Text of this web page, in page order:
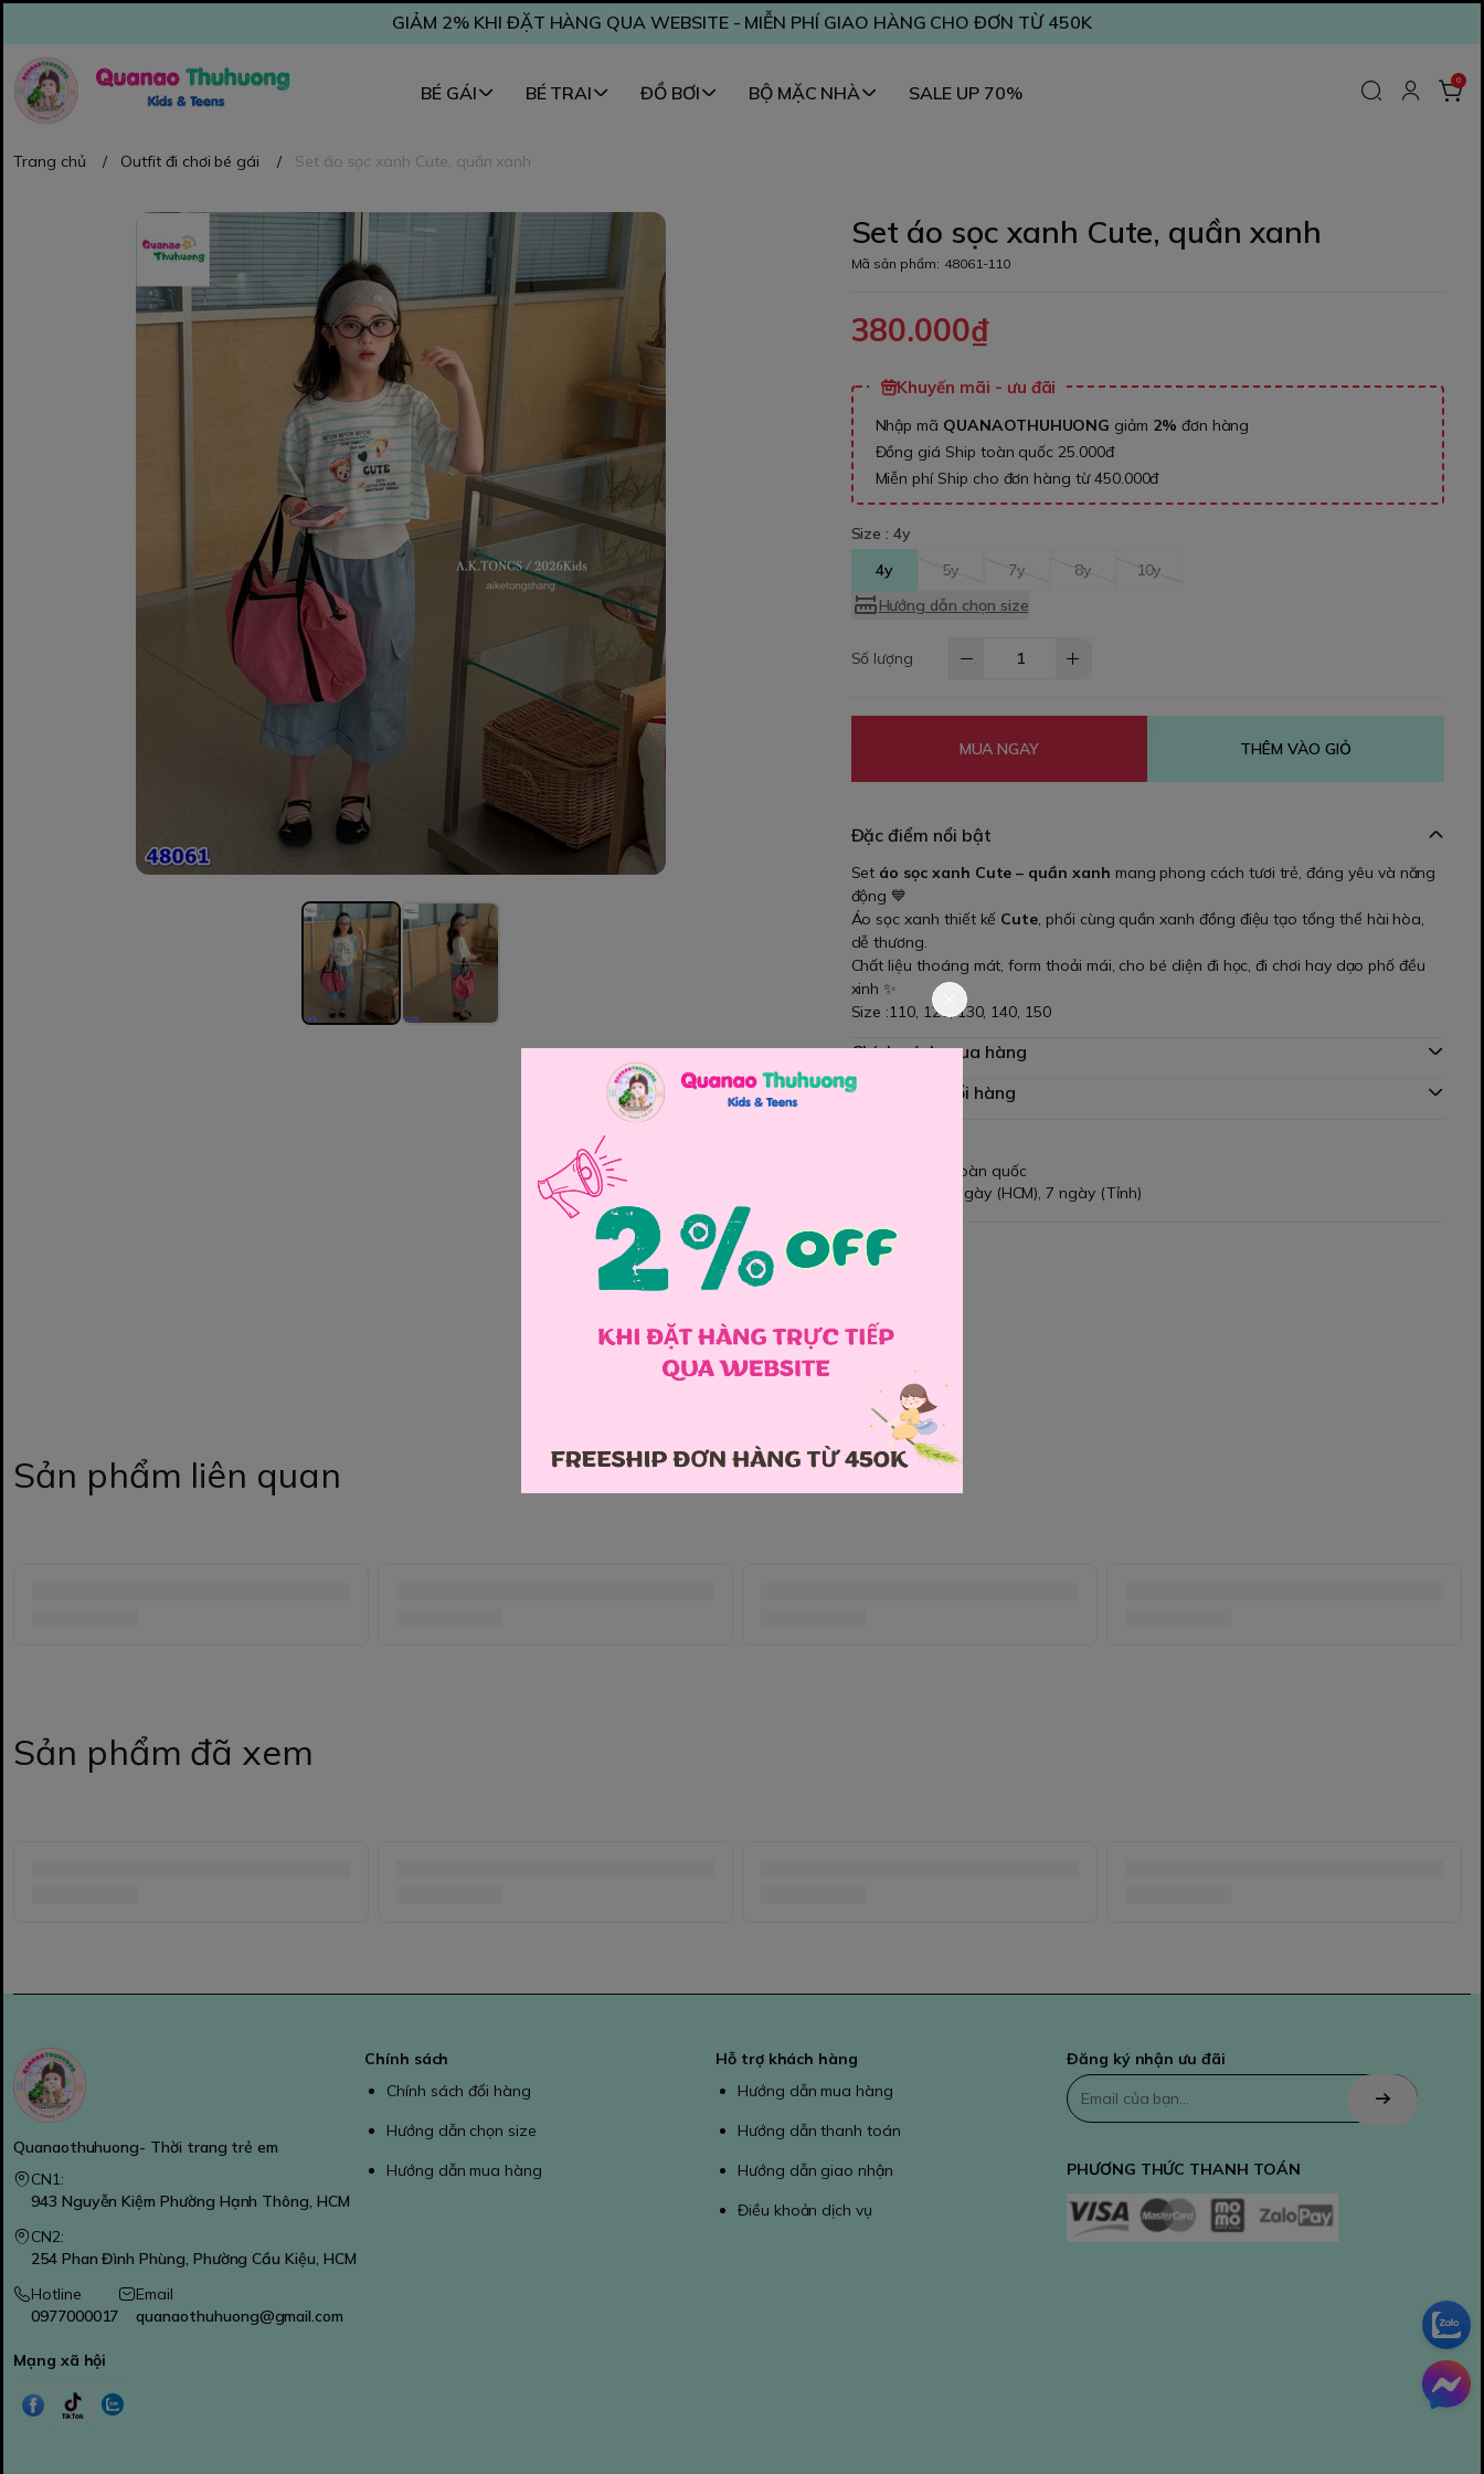
GIẢM 2% KHI ĐẶT HÀNG QUA WEBSITE - MIỄN PHÍ GIAO HÀNG CHO ĐƠN TỪ 450K
BÉ GÁI BÉ TRAI ĐỒ BƠI BỘ MẶC NHÀ SALE UP 70%
0
Trang chủ / Outfit đi chơi bé gái / Set áo sọc xanh Cute, quần xanh
Set áo sọc xanh Cute, quần xanh
Mã sản phẩm: 48061-110
380.000₫
Khuyến mãi - ưu đãi
Nhập mã QUANAOTHUHUONG giảm 2% đơn hàng
Đồng giá Ship toàn quốc 25.000đ
Miễn phí Ship cho đơn hàng từ 450.000đ
Size :4y
4y
5y 7y 8y
10y
Hướng dẫn chọn size
Số lượng
MUA NGAY THÊM VÀO GIỎ
Đặc điểm nổi bật
Set áo sọc xanh Cute – quần xanh mang phong cách tươi trẻ, đáng yêu và năng
động 💙
Áo sọc xanh thiết kế Cute, phối cùng quần xanh đồng điệu tạo tổng thể hài hòa,
dễ thương.
Chất liệu thoáng mát, form thoải mái, cho bé diện đi học, đi chơi hay dạo phố đều
xinh ✨
Size :110, 120, 130, 140, 150
Chính sách mua hàng
Chính sách đổi hàng
Giao hàng toàn quốc
Đổi hàng 3 ngày (HCM), 7 ngày (Tỉnh)
Chia sẻ
Sản phẩm liên quan
Sản phẩm đã xem
Quanaothuhuong- Thời trang trẻ em
CN1:
943 Nguyễn Kiệm Phường Hạnh Thông, HCM
CN2:
254 Phan Đình Phùng, Phường Cầu Kiệu, HCM
Hotline
0977000017
Email
quanaothuhuong@gmail.com
Mạng xã hội
Chính sách
Chính sách đổi hàng
Hướng dẫn chọn size
Hướng dẫn mua hàng
Hỗ trợ khách hàng
Hướng dẫn mua hàng
Hướng dẫn thanh toán
Hướng dẫn giao nhận
Điều khoản dịch vụ
Đăng ký nhận ưu đãi
PHƯƠNG THỨC THANH TOÁN